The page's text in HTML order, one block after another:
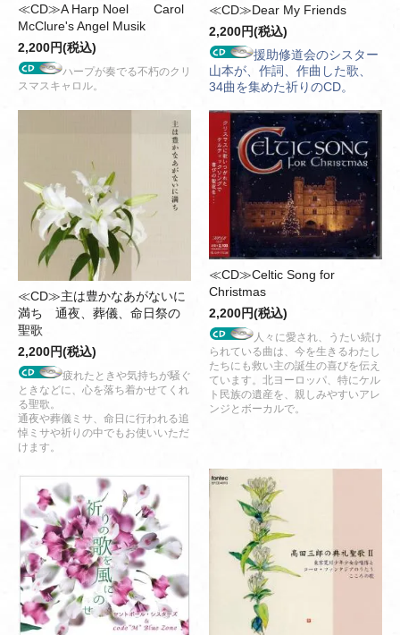
≪CD≫A Harp Noel Carol
McClure's Angel Musik
2,200円(税込)
ハープが奏でる不朽のクリ
スマスキャロル。
≪CD≫Dear My Friends
2,200円(税込)
援助修道会のシスター
山本が、作詞、作曲した歌、
34曲を集めた祈りのCD。
≪CD≫主は豊かなあがないに
満ち 通夜、葬儀、命日祭の
聖歌
2,200円(税込)
疲れたときや気持ちが騒ぐ
ときなどに、心を落ち着かせてくれ
る聖歌。
通夜や葬儀ミサ、命日に行われる追
悼ミサや祈りの中でもお使いいただ
けます。
≪CD≫Celtic Song for
Christmas
2,200円(税込)
人々に愛され、うたい続け
られている曲は、今を生きるわたし
たちにも救い主の誕生の喜びを伝え
ています。北ヨーロッパ、特にケル
ト民族の遺産を、親しみやすいアレ
ンジとボーカルで。